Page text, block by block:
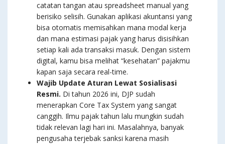
catatan tangan atau spreadsheet manual yang
berisiko selisih. Gunakan aplikasi akuntansi yang
bisa otomatis memisahkan mana modal kerja
dan mana estimasi pajak yang harus disisihkan
setiap kali ada transaksi masuk. Dengan sistem
digital, kamu bisa melihat “kesehatan” pajakmu
kapan saja secara real-time.
Wajib Update Aturan Lewat Sosialisasi
Resmi. Di tahun 2026 ini, DJP sudah
menerapkan Core Tax System yang sangat
canggih. Ilmu pajak tahun lalu mungkin sudah
tidak relevan lagi hari ini. Masalahnya, banyak
pengusaha terjebak sanksi karena masih